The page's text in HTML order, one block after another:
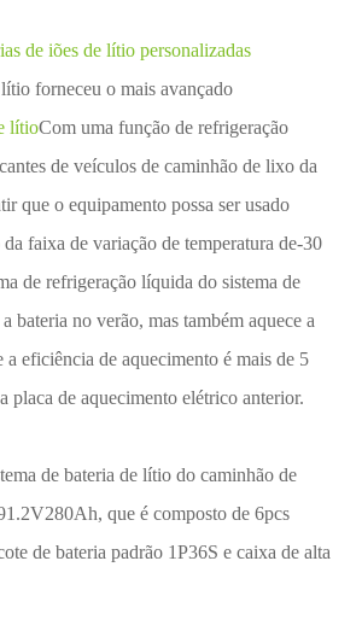
de iões de lítio personalizadas
forneceu o mais avançado
lítioCom uma função de refrigeração
de veículos de caminhão de lixo da
que o equipamento possa ser usado
faixa de variação de temperatura de-30
de refrigeração líquida do sistema de
bateria no verão, mas também aquece a
a eficiência de aquecimento é mais de 5
placa de aquecimento elétrico anterior.
de bateria de lítio do caminhão de
que é composto de 6pcs
de bateria padrão 1P36S e caixa de alta